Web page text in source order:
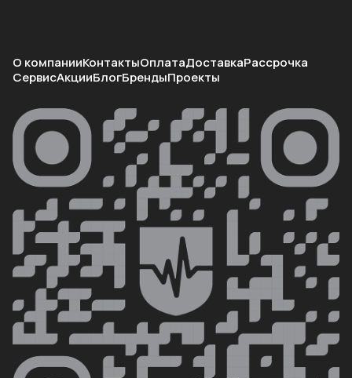
О компанииКонтактыОплатаДоставкаРассрочка
СервисАкцииБлогБрендыПроекты